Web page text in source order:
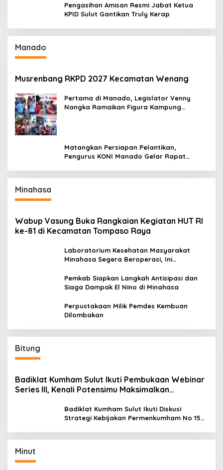
Pengasihan Amisan Resmi Jabat Ketua
KPID Sulut Gantikan Truly Kerap
Manado
Musrenbang RKPD 2027 Kecamatan Wenang
Pertama di Manado, Legislator Venny
Nangka Ramaikan Figura Kampung
Matangkan Persiapan Pelantikan,
Pengurus KONI Manado Gelar Rapat
Minahasa
Wabup Vasung Buka Rangkaian Kegiatan HUT RI
ke-81 di Kecamatan Tompaso Raya
Laboratorium Kesehatan Masyarakat
Minahasa Segera Beroperasi, Ini
Pemkab Siapkan Langkah Antisipasi dan
Siaga Dampak El Nino di Minahasa
Perpustakaan Milik Pemdes Kembuan
Dilombakan
Bitung
Badiklat Kumham Sulut Ikuti Pembukaan Webinar
Series III, Kenali Potensimu Maksimalkan
Badiklat Kumham Sulut Ikuti Diskusi
Strategi Kebijakan Permenkumham No 15
Minut